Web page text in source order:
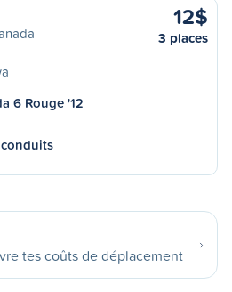
12$
3 places
6 Rouge '12
tes coûts de déplacement